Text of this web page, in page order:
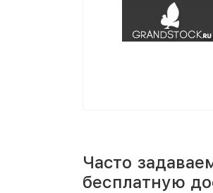
Часто
бесплатную